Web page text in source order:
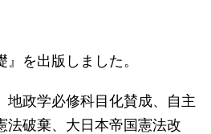
』を出版しました。
地政学必修科目化賛成、自主
法破棄、大日本帝国憲法改